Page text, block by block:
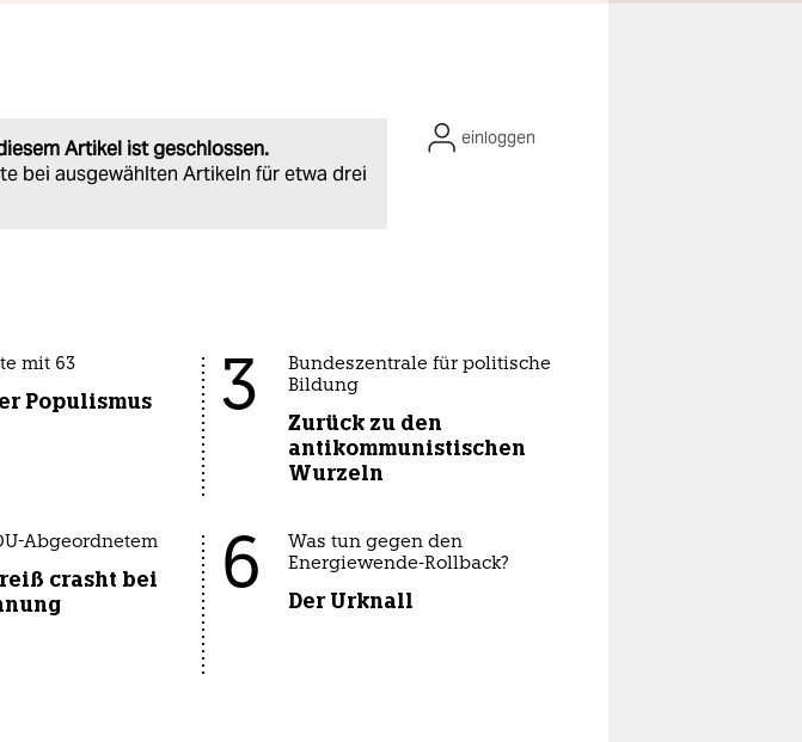
Artikel ist geschlossen.
bei ausgewählten Artikeln für etwa drei
einloggen
mit 63
Populismus 3
Bundeszentrale für politische
Bildung
Zurück zu den
antikommunistischen
Wurzeln
Abgeordnetem
crasht bei
6
Was tun gegen den
Energiewende-Rollback?
Der Urknall